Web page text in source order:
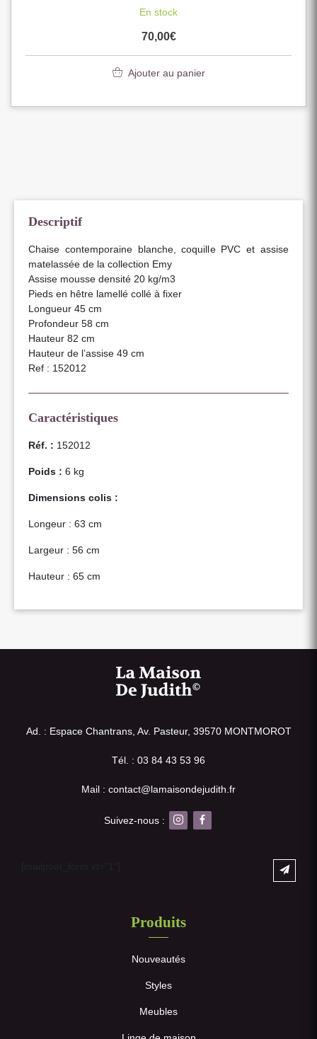
En stock
70,00€
Ajouter au panier
Descriptif
Chaise contemporaine blanche, coquille PVC et assise
matelassée de la collection Emy
Assise mousse densité 20 kg/m3
Pieds en hêtre lamellé collé à fixer
Longueur 45 cm
Profondeur 58 cm
Hauteur 82 cm
Hauteur de l’assise 49 cm
Ref : 152012
Caractéristiques
Réf. : 152012
Poids : 6 kg
Dimensions colis :
Longeur : 63 cm
Largeur : 56 cm
Hauteur : 65 cm
Ad. : Espace Chantrans, Av. Pasteur, 39570 MONTMOROT
Tél. : 03 84 43 53 96
Mail : contact@lamaisondejudith.fr
Suivez-nous :
Produits
Nouveautés
Styles
Meubles